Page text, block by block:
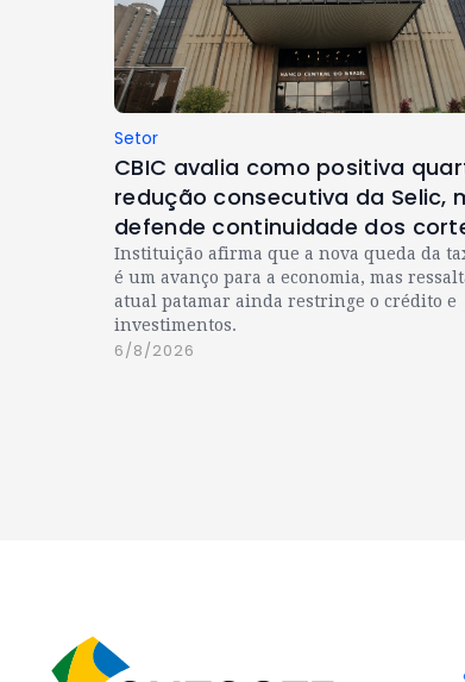
Setor
CBIC avalia como positiva
redução consecutiva da Selic,
defende continuidade dos
Instituição afirma que a nova queda da
é um avanço para a economia, mas
atual patamar ainda restringe o crédito e
investimentos.
6/8/2026